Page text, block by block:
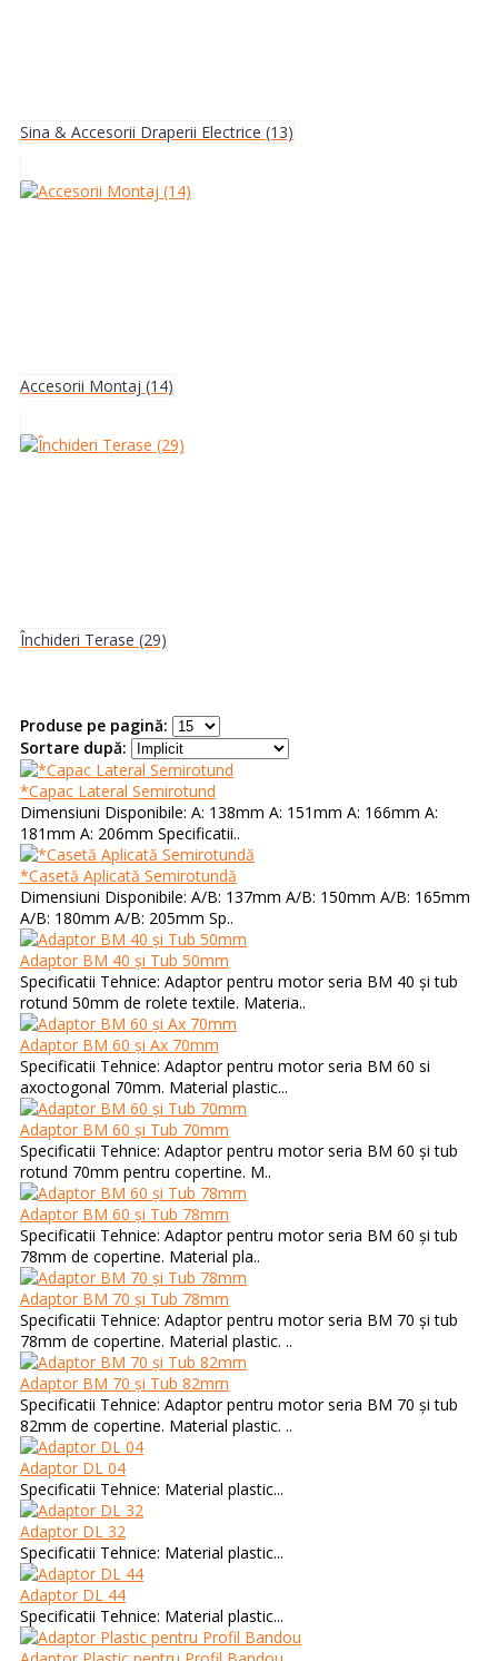
Sina & Accesorii Draperii Electrice (13)
Accesorii Montaj (14)
Închideri Terase (29)
Produse pe pagină:
Sortare după:
*Capac Lateral Semirotund
Dimensiuni Disponibile: A: 138mm A: 151mm A: 166mm A:
181mm A: 206mm Specificatii..
*Casetă Aplicată Semirotundă
Dimensiuni Disponibile: A/B: 137mm A/B: 150mm A/B: 165mm
A/B: 180mm A/B: 205mm Sp..
Adaptor BM 40 și Tub 50mm
Specificatii Tehnice: Adaptor pentru motor seria BM 40 și tub
rotund 50mm de rolete textile. Materia..
Adaptor BM 60 și Ax 70mm
Specificatii Tehnice: Adaptor pentru motor seria BM 60 si
axoctogonal 70mm. Material plastic...
Adaptor BM 60 și Tub 70mm
Specificatii Tehnice: Adaptor pentru motor seria BM 60 și tub
rotund 70mm pentru copertine. M..
Adaptor BM 60 și Tub 78mm
Specificatii Tehnice: Adaptor pentru motor seria BM 60 și tub
78mm de copertine. Material pla..
Adaptor BM 70 și Tub 78mm
Specificatii Tehnice: Adaptor pentru motor seria BM 70 și tub
78mm de copertine. Material plastic. ..
Adaptor BM 70 și Tub 82mm
Specificatii Tehnice: Adaptor pentru motor seria BM 70 și tub
82mm de copertine. Material plastic. ..
Adaptor DL 04
Specificatii Tehnice: Material plastic...
Adaptor DL 32
Specificatii Tehnice: Material plastic...
Adaptor DL 44
Specificatii Tehnice: Material plastic...